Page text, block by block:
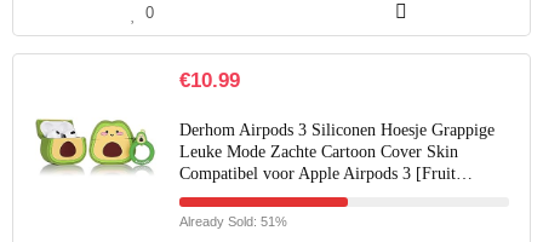
0
€10.99
Derhom Airpods 3 Siliconen Hoesje Grappige
Leuke Mode Zachte Cartoon Cover Skin
Compatibel voor Apple Airpods 3 [Fruit…
Already Sold: 51%